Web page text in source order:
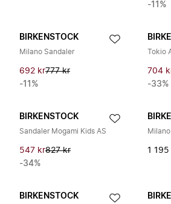
-11%
BIRKENSTOCK
Milano Sandaler
692 kr777 kr
-11%
Tokio
704
-33%
BIRKENSTOCK
Sandaler Mogami Kids AS
547 kr827 kr
-34%
1 195
BIRKENSTOCK